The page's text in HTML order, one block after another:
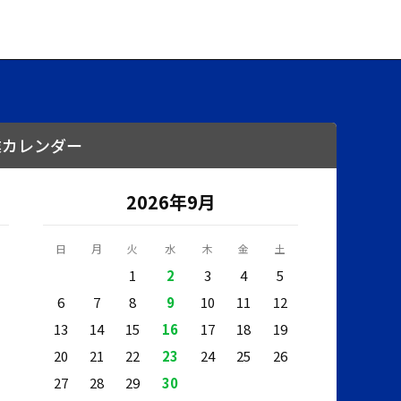
レンダー
2026年9月
日 月 火 水 木 金 土
1 2 3 4
5
6
7 8 9 10 11
12
13
14 15 16 17 18
19
20
21 22 23 24 25
26
27
28 29 30